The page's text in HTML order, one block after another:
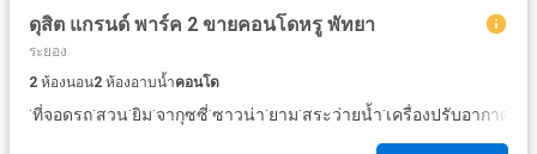
ดุสิต แกรนด์ พาร์ค 2 ขายคอนโดหรู พัทยา
ระยอง
2 ห้องนอน2 ห้องอาบน้ำคอนโด
·ที่จอดรถ·สวน·ยิม·จากุซซี่·ซาวน่า·ยาม·สระว่ายน้ำ·เครื่องปรับอากาศ